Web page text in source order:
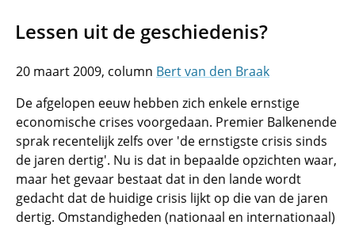
Lessen uit de geschiedenis?
20 maart 2009
Bert van den Braak
De afgelopen eeuw hebben zich enkele ernstige
economische crises voorgedaan. Premier Balkenende
sprak recentelijk zelfs over 'de ernstigste crisis sinds
de jaren dertig'. Nu is dat in bepaalde opzichten waar,
maar het gevaar bestaat dat in den lande wordt
gedacht dat de huidige crisis lijkt op die van de jaren
dertig. Omstandigheden (nationaal en internationaal)